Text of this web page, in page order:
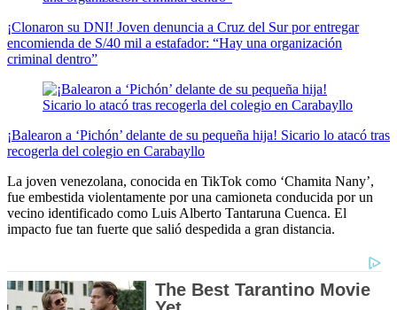
¡Clonaron su DNI! Joven denuncia a Cruz del Sur por entregar
encomienda de S/40 mil a estafador: “Hay una organización
criminal dentro”
¡Balearon a ‘Pichón’ delante de su pequeña hija! Sicario lo atacó tras
recogerla del colegio en Carabayllo
La joven venezolana, conocida en TikTok como ‘Chamita Nany’,
fue embestida violentamente por una camioneta conducida por un
vecino identificado como Luis Alberto Tantaruna Cuenca. El
impacto fue tan fuerte que salió despedida a gran distancia.